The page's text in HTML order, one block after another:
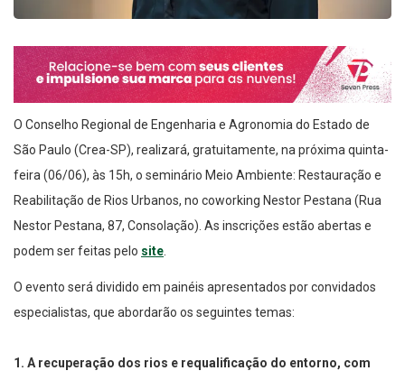
O Conselho Regional de Engenharia e Agronomia do Estado de
São Paulo (Crea-SP), realizará, gratuitamente, na próxima quinta-
feira (06/06), às 15h, o seminário Meio Ambiente: Restauração e
Reabilitação de Rios Urbanos, no coworking Nestor Pestana (Rua
Nestor Pestana, 87, Consolação). As inscrições estão abertas e
podem ser feitas pelo site.
O evento será dividido em painéis apresentados por convidados
especialistas, que abordarão os seguintes temas:
1. A recuperação dos rios e requalificação do entorno, com